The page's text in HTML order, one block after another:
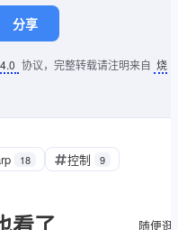
分享
协议，完整转载请注明来自 烧
18 控制 9
随便逛